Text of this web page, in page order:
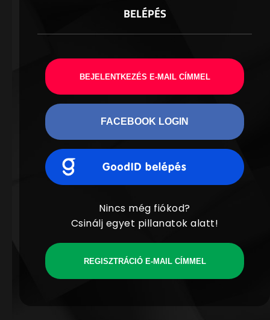
BELÉPÉS
BEJELENTKEZÉS E-MAIL CÍMMEL
FACEBOOK LOGIN
Nincs még fiókod?
Csinálj egyet pillanatok alatt!
REGISZTRÁCIÓ E-MAIL CÍMMEL